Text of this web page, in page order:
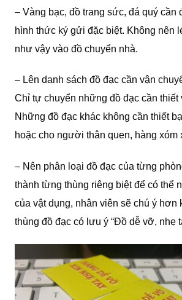
– Vàng bạc, đồ trang sức, đá quý cần
hình thức ký gửi đặc biệt. Không nên
như vậy vào đồ chuyển nhà.
– Lên danh sách đồ đạc cần vận
Chỉ tự chuyển những đồ đạc cần thiết
Những đồ đạc khác không cần thiết
hoặc cho người thân quen, hàng xóm
– Nên phân loại đồ đạc của từng
thành từng thùng riêng biệt để có thể
của vật dụng, nhân viên sẽ chú ý hơn
thùng đồ đạc có lưu ý “Đồ dễ vỡ, nhẹ